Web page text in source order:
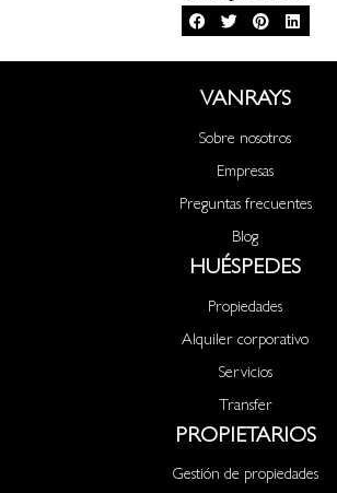
VANRAYS
Sobre nosotros
Empresas
Preguntas frecuentes
Blog
HUÉSPEDES
Propiedades
Alquiler corporativo
Servicios
Transfer
PROPIETARIOS
Gestión de propiedades